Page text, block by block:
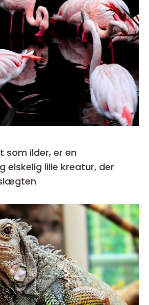
som ilder, er en
elskelig lille kreatur, der